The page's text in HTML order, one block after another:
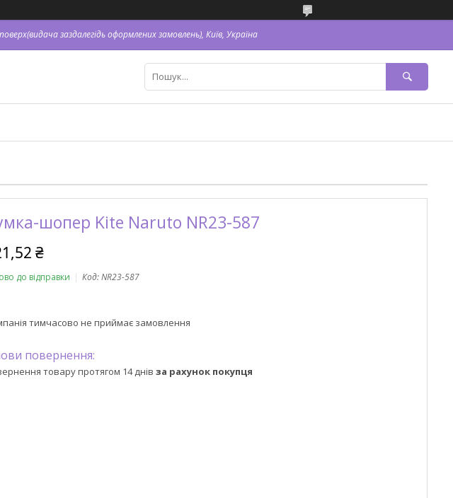
заздалегідь оформлених замовлень), Київ, Україна
шопер Kite Naruto NR23-587
₴
до відправки Код:NR23-587
тимчасово не приймає замовлення
товару протягом 14 днів за рахунок покупця